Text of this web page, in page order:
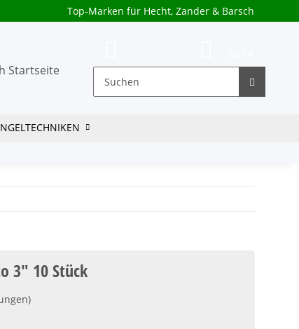
Top-Marken für Hecht, Zander & Barsch
3" 10 Stück